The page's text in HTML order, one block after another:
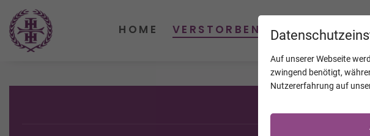
Auf unserer Webseite
zwingend benötigt,
Nutzererfahrung auf
HOME VERSTORBENE KALENDER